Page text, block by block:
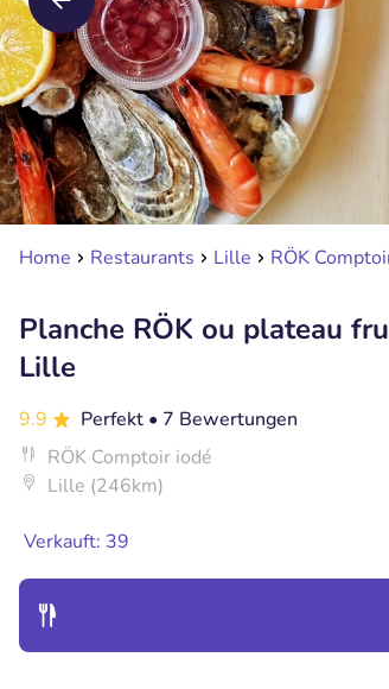
Home Restaurants Lille RÖK
Planche RÖK ou plateau
Lille
9.9 Perfekt • 7 Bewertungen
RÖK Comptoir iodé
Lille (246km)
Verkauft: 39